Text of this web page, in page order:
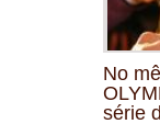
No
série